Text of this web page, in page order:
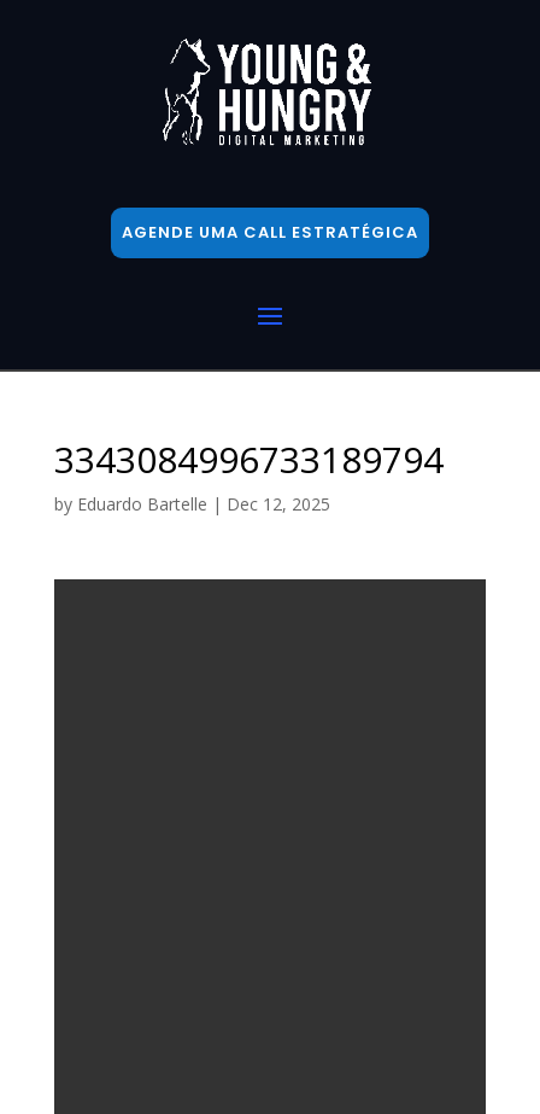
AGENDE UMA CALL ESTRATÉGICA
3343084996733189794
by Eduardo Bartelle | Dec 12, 2025